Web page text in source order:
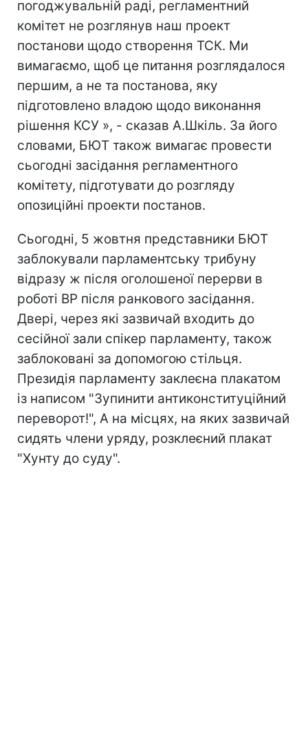
погоджувальній раді, регламентний
комітет не розглянув наш проект
постанови щодо створення ТСК. Ми
вимагаємо, щоб це питання розглядалося
першим, а не та постанова, яку
підготовлено владою щодо виконання
рішення КСУ », - сказав А.Шкіль. За його
словами, БЮТ також вимагає провести
сьогодні засідання регламентного
комітету, підготувати до розгляду
опозиційні проекти постанов.
Сьогодні, 5 жовтня представники БЮТ
заблокували парламентську трибуну
відразу ж після оголошеної перерви в
роботі ВР після ранкового засідання.
Двері, через які зазвичай входить до
сесійної зали спікер парламенту, також
заблоковані за допомогою стільця.
Президія парламенту заклеєна плакатом
із написом "Зупинити антиконституційний
переворот!", А на місцях, на яких зазвичай
сидять члени уряду, розклеєний плакат
"Хунту до суду".